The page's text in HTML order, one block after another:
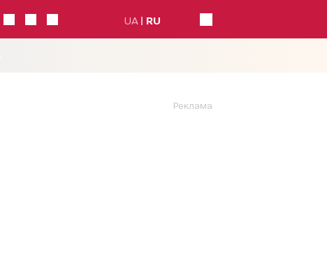
UA RU
Реклама